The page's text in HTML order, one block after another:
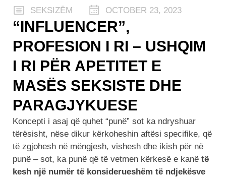
SEKSIZËM OCTOBER 23, 2023
“INFLUENCER”,
PROFESION I RI – USHQIM
I RI PËR APETITET E
MASËS SEKSISTE DHE
PARAGJYKUESE
Koncepti i asaj që quhet “punë” sot ka ndryshuar
tërësisht, nëse dikur kërkoheshin aftësi specifike, që
të zgjohesh në mëngjesh, vishesh dhe ikish për në
punë – sot, ka punë që të vetmen kërkesë e kanë të
kesh një numër të konsiderueshëm të ndjekësve